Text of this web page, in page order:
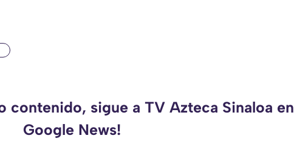
contenido, sigue a TV Azteca Sinaloa en
Google News!